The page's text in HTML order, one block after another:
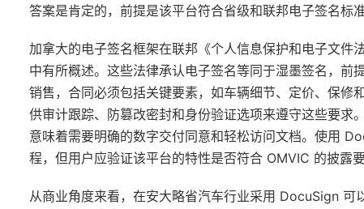
答案是肯定的，前提是该平台符合省级和联邦电子签名标准
加拿大的电子签名框架在联邦《个人信息保护和电子文件
中有所概述。这些法律承认电子签名等同于湿墨签名，
销售，合同必须包括关键要素，如车辆细节、定价、保
供审计跟踪、防篡改密封和身份验证选项来遵守这些要
意味着需要明确的数字交付同意和轻松访问文档。使用
程，但用户应验证该平台的特性是否符合 OMVIC 的披露
从商业角度来看，在安大略省汽车行业采用 DocuSign